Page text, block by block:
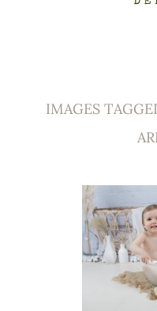
LAUREOS
IMAGES